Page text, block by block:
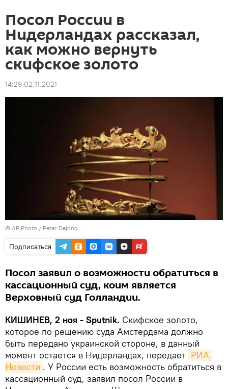
Посол России в
Нидерландах рассказал,
как можно вернуть
скифское золото
14:29 02.11.2021
© AP Photo / Peter Dejong
Подписаться
Посол заявил о возможности обратиться в
кассационный суд, коим является
Верховный суд Голландии.
КИШИНЕВ, 2 ноя - Sputnik. Скифское золото,
которое по решению суда Амстердама должно
быть передано украинской стороне, в данный
момент остается в Нидерландах, передает РИА
Новости . У России есть возможность обратиться в
кассационный суд, заявил посол России в